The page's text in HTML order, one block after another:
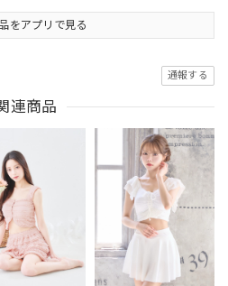
をアプリで見る
通報する
連商品